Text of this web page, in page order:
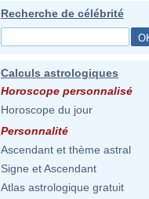
Recherche de célébrité
Calculs astrologiques
Horoscope personnalisé
Horoscope du jour
Personnalité
Ascendant et thème astral
Signe et Ascendant
Atlas astrologique gratuit